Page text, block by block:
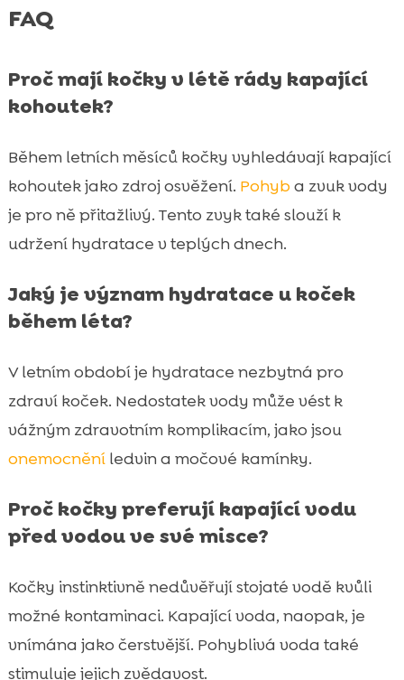
FAQ
Proč mají kočky v létě rády kapající
kohoutek?
Během letních měsíců kočky vyhledávají kapající
kohoutek jako zdroj osvěžení. Pohyba zvuk vody
je pro ně přitažlivý. Tento zvyk také slouží k
udržení hydratace v teplých dnech.
Jaký je význam hydratace u koček
během léta?
V letním období je hydratace nezbytná pro
zdraví koček. Nedostatek vody může vést k
vážným zdravotním komplikacím, jako jsou
onemocněníledvin a močové kamínky.
Proč kočky preferují kapající vodu
před vodou ve své misce?
Kočky instinktivně nedůvěřují stojaté vodě kvůli
možné kontaminaci. Kapající voda, naopak, je
vnímána jako čerstvější. Pohyblivá voda také
stimuluje jejich zvědavost.